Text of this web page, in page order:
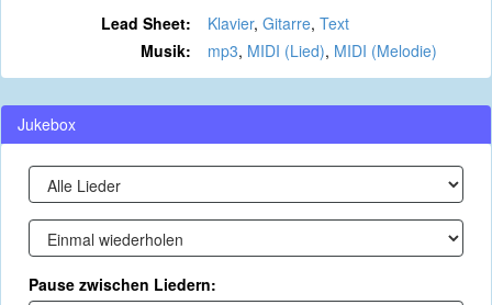
Lead Sheet: Klavier, Gitarre, Text
Musik:
mp3, MIDI (Lied), MIDI (Melodie)
Jukebox
Pause zwischen Liedern: